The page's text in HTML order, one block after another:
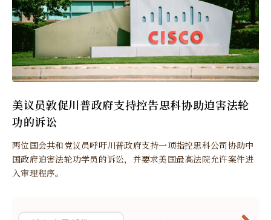
美议员敦促川普政府支持控告思科协助迫害法轮
功的诉讼
两位国会共和党议员呼吁川普政府支持一项指控思科公司协助中
国政府迫害法轮功学员的诉讼，并要求美国最高法院允许案件进
入审理程序。